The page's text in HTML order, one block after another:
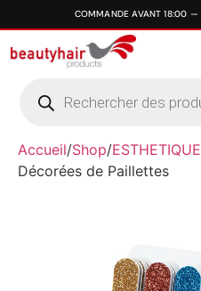
Accueil/Shop/ESTHETIQUE
Décorées de Paillettes